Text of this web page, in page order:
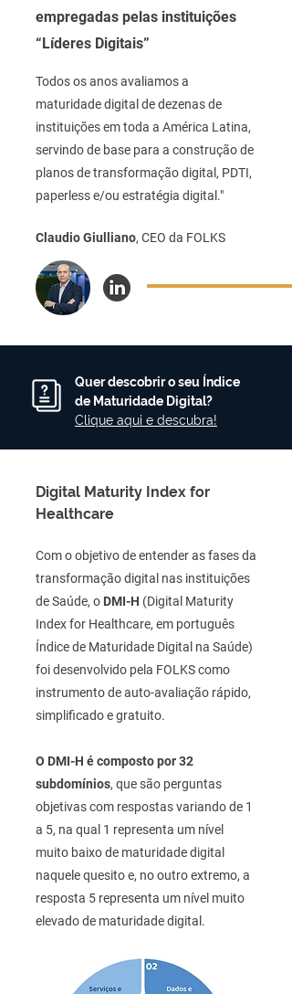
empregadas pelas instituições
“Líderes Digitais”
Todos os anos avaliamos a
maturidade digital de dezenas de
instituições em toda a América Latina,
servindo de base para a construção de
planos de transformação digital, PDTI,
paperless e/ou estratégia digital."
Claudio Giulliano, CEO da FOLKS
Quer descobrir o seu Índice
de Maturidade Digital?
Clique aqui e descubra!
Digital Maturity Index for
Healthcare
Com o objetivo de entender as fases da
transformação digital nas instituições
de Saúde, o DMI-H (Digital Maturity
Index for Healthcare, em português
Índice de Maturidade Digital na Saúde)
foi desenvolvido pela FOLKS como
instrumento de auto-avaliação rápido,
simplificado e gratuito.
O DMI-H é composto por 32
subdomínios, que são perguntas
objetivas com respostas variando de 1
a 5, na qual 1 representa um nível
muito baixo de maturidade digital
naquele quesito e, no outro extremo, a
resposta 5 representa um nível muito
elevado de maturidade digital.